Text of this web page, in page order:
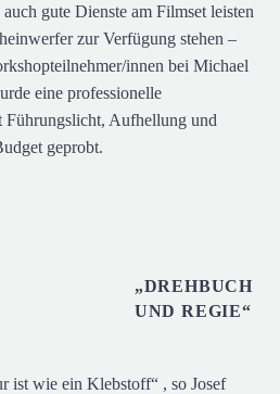
gute Dienste am Filmset leisten
zur Verfügung stehen –
innen bei Michael
eine professionelle
Führungslicht, Aufhellung und
geprobt.
„DREHBUCH
UND REGIE“
ist wie ein Klebstoff“ , so Josef